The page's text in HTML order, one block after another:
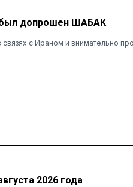
был допрошен ШАБАК
с Ираном и внимательно
2026 года